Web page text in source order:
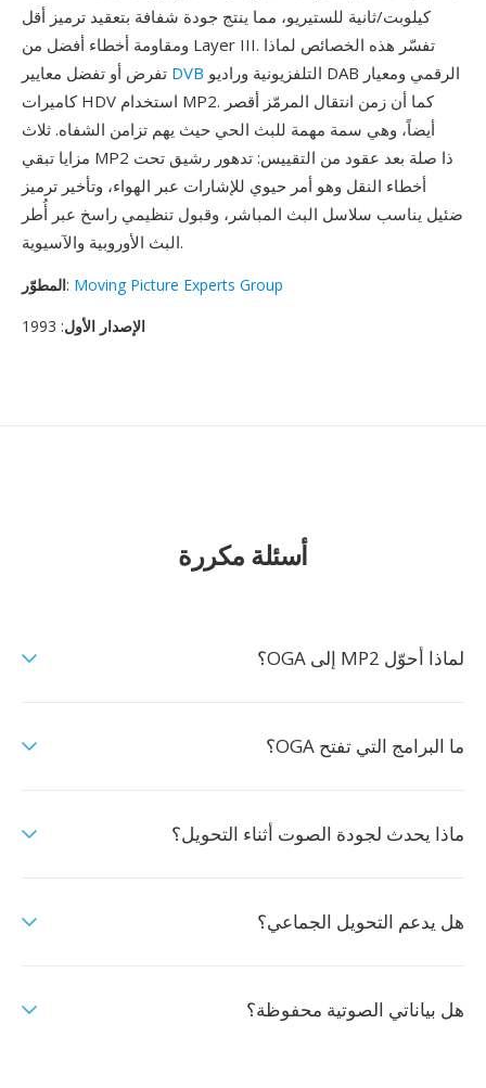
كيلوبت/ثانية للستيريو، مما ينتج جودة شفافة بتعقيد ترميز أقل
ومقاومة أخطاء أفضل من Layer III. تفسّر هذه الخصائص لماذا
DVB
كاميرات HDV استخدام MP2. كما أن زمن انتقال المرمّز أقصر
أيضاً، وهي سمة مهمة للبث الحي حيث يهم تزامن الشفاه. ثلاث
مزايا تبقي MP2 ذا صلة بعد عقود من التقييس: تدهور رشيق تحت
أخطاء النقل وهو أمر حيوي للإشارات عبر الهواء، وتأخير ترميز
ضئيل يناسب سلاسل البث المباشر، وقبول تنظيمي راسخ عبر أُطر
البث الأوروبية والآسيوية.
المطوّر: Moving Picture Experts Group
الإصدار الأول: 1993
أسئلة مكررة
لماذا أحوّل MP2 إلى OGA؟
ما البرامج التي تفتح OGA؟
ماذا يحدث لجودة الصوت أثناء التحويل؟
هل يدعم التحويل الجماعي؟
هل بياناتي الصوتية محفوظة؟